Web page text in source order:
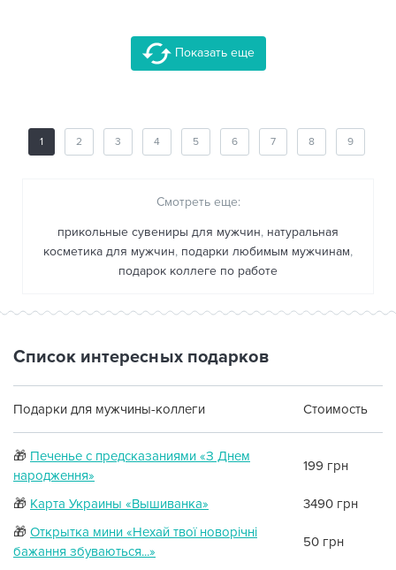
Показать еще
1 2 3 4 5 6 7 8 9
Смотреть еще:
прикольные сувениры для мужчин, натуральная
косметика для мужчин, подарки любимым мужчинам,
подарок коллеге по работе
Список интересных подарков
Подарки для мужчины-коллеги Стоимость
🎁 Печенье с предсказаниями «З Днем
народження»
199 грн
🎁 Карта Украины «Вышиванка»
3490 грн
🎁 Открытка мини «Нехай твої новорічні
бажання збуваються...»
50 грн